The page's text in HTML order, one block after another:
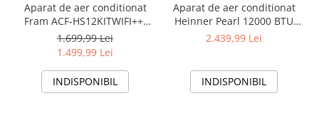
Aparat de aer conditionat
Fram ACF-HS12KITWIFI++,
12000 BTU, Wifi, Kit
instalare inclus, Functie
1.699,99 Lei
1.499,99 Lei
INDISPONIBIL
Aparat de aer conditionat
Heinner Pearl 12000 BTU
Wi-Fi, Clasa A+++/A+++, AI
alb
2.439,99 Lei
INDISPONIBIL